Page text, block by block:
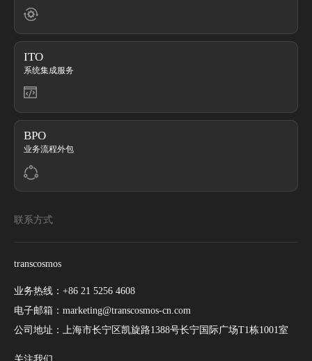
ITO
系统集成服务
BPO
业务流程外包
联系方式
transcosmos
业务热线： +86 21 5256 4608
电子邮箱： marketing@transcosmos-cn.com
公司地址： 上海市长宁区凯旋路1388号长宁国际广场T1栋1001室